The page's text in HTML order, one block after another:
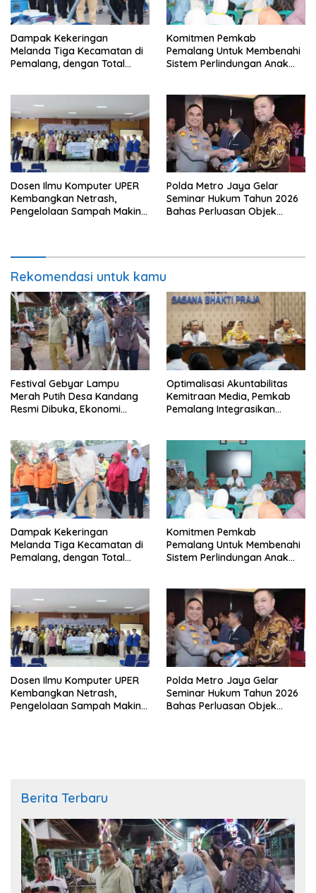
Dampak Kekeringan
Melanda Tiga Kecamatan di
Pemalang, dengan Total
Komitmen Pemkab
Pemalang Untuk Membenahi
Sistem Perlindungan Anak
Dosen Ilmu Komputer UPER
Kembangkan Netrash,
Pengelolaan Sampah Makin
Polda Metro Jaya Gelar
Seminar Hukum Tahun 2026
Bahas Perluasan Objek
Rekomendasi untuk kamu
Festival Gebyar Lampu
Merah Putih Desa Kandang
Resmi Dibuka, Ekonomi
​Optimalisasi Akuntabilitas
Kemitraan Media, Pemkab
Pemalang Integrasikan
Dampak Kekeringan
Melanda Tiga Kecamatan di
Pemalang, dengan Total
Komitmen Pemkab
Pemalang Untuk Membenahi
Sistem Perlindungan Anak
Dosen Ilmu Komputer UPER
Kembangkan Netrash,
Pengelolaan Sampah Makin
Polda Metro Jaya Gelar
Seminar Hukum Tahun 2026
Bahas Perluasan Objek
Berita Terbaru